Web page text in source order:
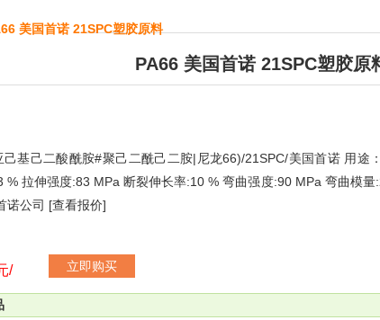
美国首诺 21SPC塑胶原料
PA66 美国首诺 21SPC塑胶原
己基己二酸酰胺#聚己二酰己二胺|尼龙66)/21SPC/美国首诺 用途
% 拉伸强度:83 MPa 断裂伸长率:10 % 弯曲强度:90 MPa 弯曲模
诺公司 [查看报价]
/ 立即购买